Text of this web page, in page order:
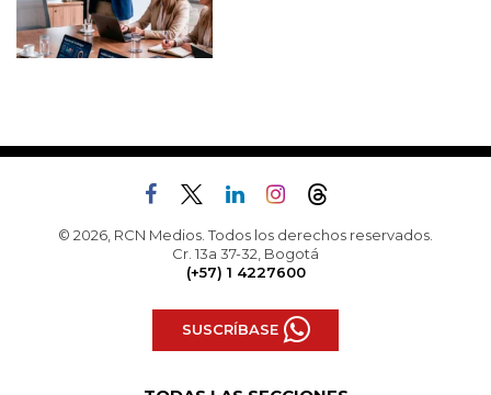
© 2026, RCN Medios. Todos los derechos reservados.
Cr. 13a 37-32, Bogotá
(+57) 1 4227600
SUSCRÍBASE